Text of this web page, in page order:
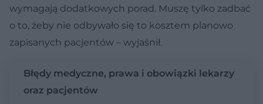
wymagają dodatkowych porad. Muszę tylko zadbać
o to, żeby nie odbywało się to kosztem planowo
zapisanych pacjentów – wyjaśnił.
Błędy medyczne, prawa i obowiązki lekarzy
oraz pacjentów